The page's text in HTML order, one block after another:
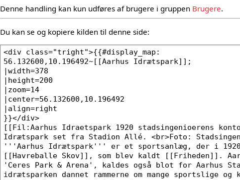
Denne handling kan kun udføres af brugere i gruppen Brugere.
Du kan se og kopiere kilden til denne side: